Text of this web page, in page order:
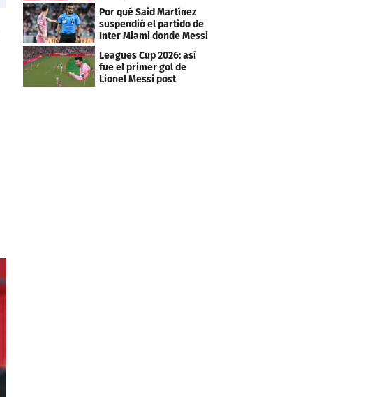
Por qué Said Martínez
suspendió el partido de
Inter Miami donde Messi
Leagues Cup 2026: así
fue el primer gol de
Lionel Messi post